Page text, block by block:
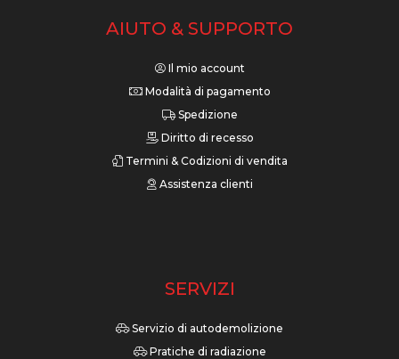
AIUTO & SUPPORTO
Il mio account
Modalità di pagamento
Spedizione
Diritto di recesso
Termini & Codizioni di vendita
Assistenza clienti
SERVIZI
Servizio di autodemolizione
Pratiche di radiazione